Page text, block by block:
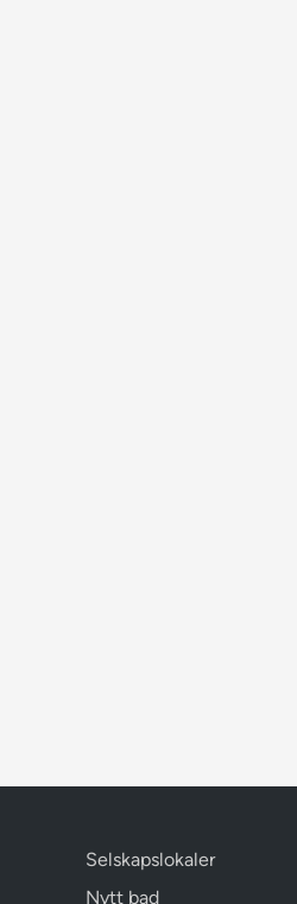
Selskapslokaler
Nytt bad